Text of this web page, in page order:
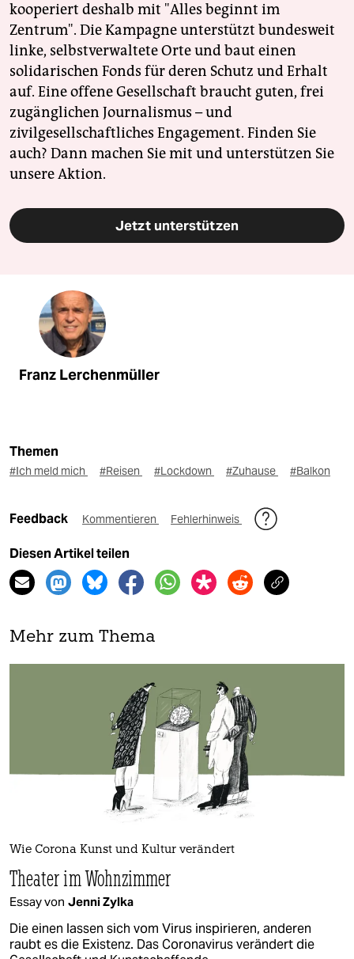
kooperiert deshalb mit "Alles beginnt im
Zentrum". Die Kampagne unterstützt bundesweit
linke, selbstverwaltete Orte und baut einen
solidarischen Fonds für deren Schutz und Erhalt
auf. Eine offene Gesellschaft braucht guten, frei
zugänglichen Journalismus – und
zivilgesellschaftliches Engagement. Finden Sie
auch? Dann machen Sie mit und unterstützen Sie
unsere Aktion.
Jetzt unterstützen
Franz Lerchenmüller
Themen
#Ich meld mich #Reisen #Lockdown #Zuhause #Balkon
Feedback Kommentieren Fehlerhinweis
Diesen Artikel teilen
Mehr zum Thema
Wie Corona Kunst und Kultur verändert
Theater im Wohnzimmer
Essay von Jenni Zylka
Die einen lassen sich vom Virus inspirieren, anderen
raubt es die Existenz. Das Coronavirus verändert die